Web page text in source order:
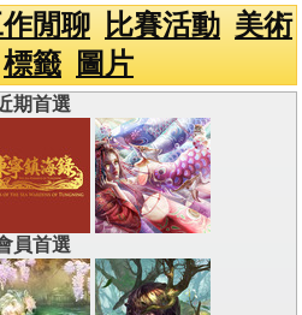
閒聊 比賽活動 美術
標籤 圖片
期首選
員首選